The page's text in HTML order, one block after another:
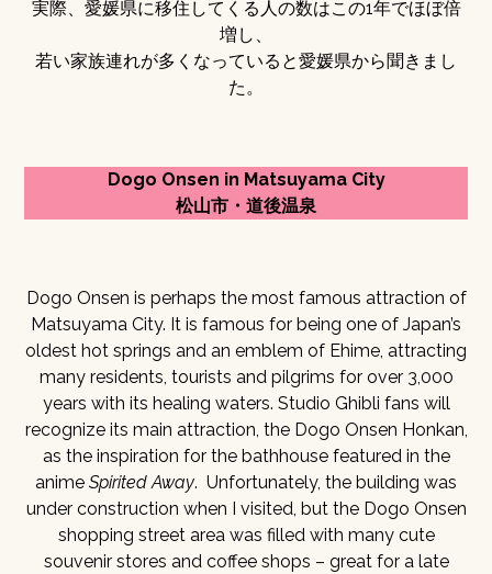
実際、愛媛県に移住してくる人の数はこの1年でほぼ倍
増し、
若い家族連れが多くなっていると愛媛県から聞きまし
た。
Dogo Onsen in Matsuyama City
松山市・道後温泉
Dogo Onsen is perhaps the most famous attraction of
Matsuyama City. It is famous for being one of Japan’s
oldest hot springs and an emblem of Ehime, attracting
many residents, tourists and pilgrims for over 3,000
years with its healing waters. Studio Ghibli fans will
recognize its main attraction, the Dogo Onsen Honkan,
as the inspiration for the bathhouse featured in the
anime Spirited Away. Unfortunately, the building was
under construction when I visited, but the Dogo Onsen
shopping street area was filled with many cute
souvenir stores and coffee shops – great for a late